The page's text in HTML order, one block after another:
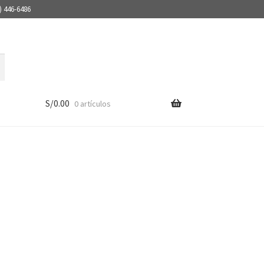
446-6486
S/0.00 0 artículos